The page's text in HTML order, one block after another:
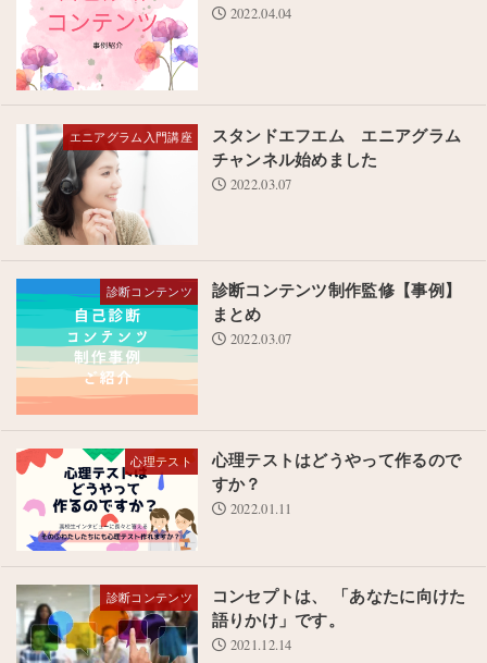
2022.04.04
エニアグラム入門講座
スタンドエフエム エニアグラム
チャンネル始めました
2022.03.07
診断コンテンツ
診断コンテンツ制作監修【事例】
まとめ
2022.03.07
心理テスト
心理テストはどうやって作るので
すか？
2022.01.11
診断コンテンツ
コンセプトは、 「あなたに向けた
語りかけ」です。
2021.12.14